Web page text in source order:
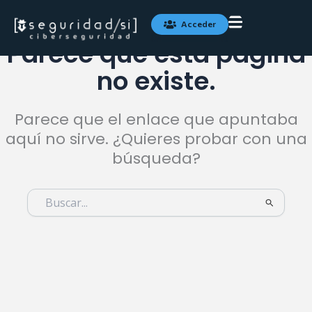
contenido
Acceder
Parece que esta página
no existe.
Parece que el enlace que apuntaba
aquí no sirve. ¿Quieres probar con una
búsqueda?
Buscar
por: